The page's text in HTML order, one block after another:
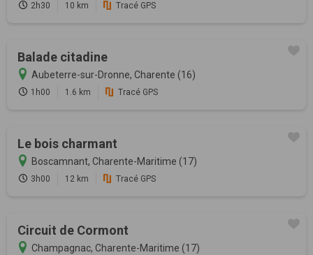
2h30 10 km Tracé GPS
Balade citadine
Aubeterre-sur-Dronne, Charente (16)
1h00 1.6 km Tracé GPS
Le bois charmant
Boscamnant, Charente-Maritime (17)
3h00 12 km Tracé GPS
Circuit de Cormont
Champagnac, Charente-Maritime (17)